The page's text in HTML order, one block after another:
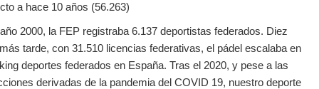
a hace 10 años (56.263)
2000, la FEP registraba 6.137 deportistas federados. Diez
tarde, con 31.510 licencias federativas, el pádel escalaba en
deportes federados en España. Tras el 2020, y pese a las
derivadas de la pandemia del COVID 19, nuestro deporte